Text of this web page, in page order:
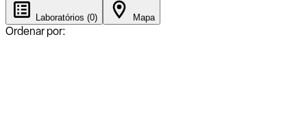
Laboratórios (0) Mapa
Ordenar por: